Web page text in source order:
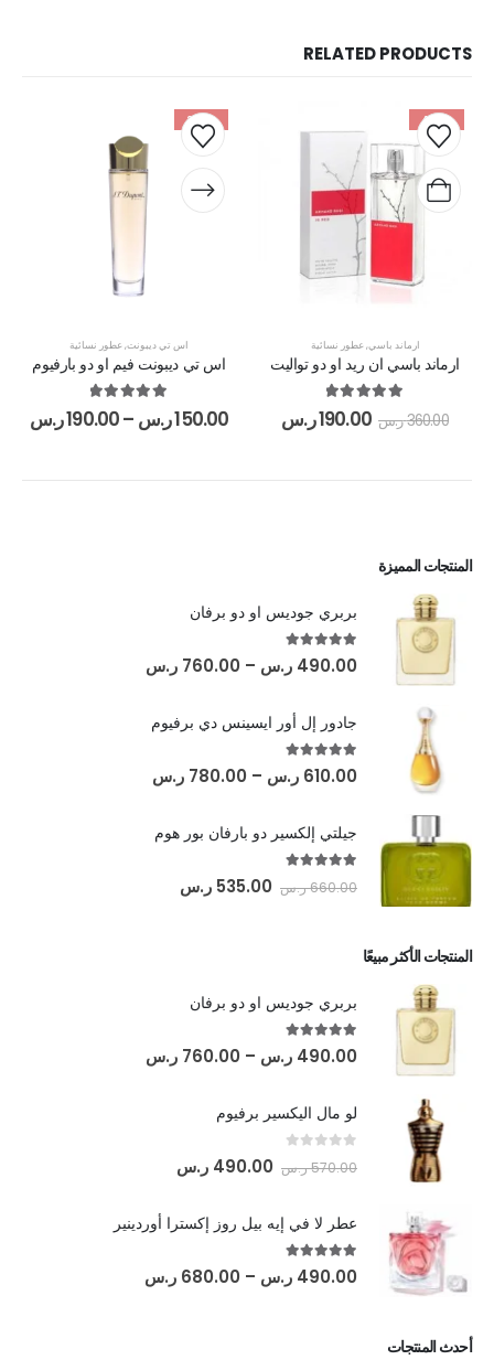
RELATED PRODUCTS
-47%
ارماند باسي,عطور نسائية
ارماند باسي ان ريد او دو تواليت
360.00ر.س 190.00ر.س
-25%
اس تي ديبونت,عطور نسائية
اس تي ديبونت فيم او دو بارفيوم
150.00ر.س –
190.00ر.س
المنتجات المميزة
بربري جوديس او دو برفان
5.00
out of 5
490.00 ر.س –
760.00 ر.س
جادور إل أور ايسينس دي برفيوم
5.00
out of 5
610.00 ر.س –
780.00 ر.س
جيلتي إلكسير دو بارفان بور هوم
660.00ر.س 535.00 ر.س
المنتجات الأكثر مبيعًا
بربري جوديس او دو برفان
5.00
out of 5
490.00 ر.س –
760.00 ر.س
لو مال اليكسير برفيوم
570.00ر.س 490.00 ر.س
عطر لا في إيه بيل روز إكسترا أوردينير
5.00
out of 5
490.00 ر.س –
680.00 ر.س
أحدث المنتجات